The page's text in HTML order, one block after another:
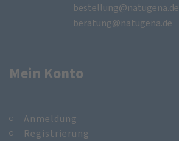
bestellung@natugena.de
beratung@natugena.de
Mein Konto
Anmeldung
Registrierung